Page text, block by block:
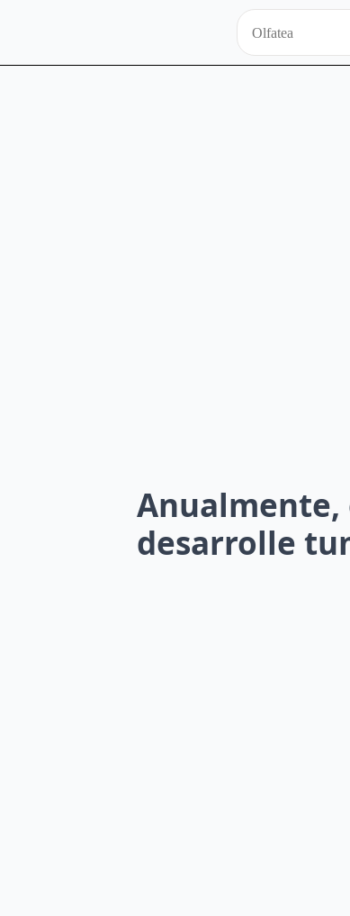
Anualmente,
desarrolle